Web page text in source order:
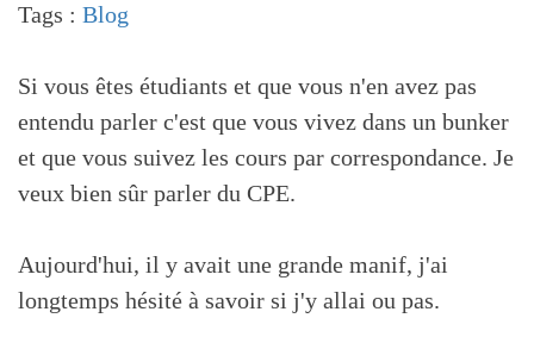
Tags : Blog
Si vous êtes étudiants et que vous n'en avez pas
entendu parler c'est que vous vivez dans un bunker
et que vous suivez les cours par correspondance. Je
veux bien sûr parler du CPE.
Aujourd'hui, il y avait une grande manif, j'ai
longtemps hésité à savoir si j'y allai ou pas.